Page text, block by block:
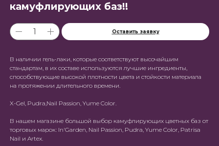
камуфлирующих баз!!
Оставить заявку
В наличии гель-лаки, которые соответствуют высочайшим
стандартам, в их составе используются лучшие ингредиенты,
способствующие высокой плотности цвета и стойкости материала
на протяжении длительного времени.
X-Gel, Pudra,Nail Passion, Yume Color.
В нашем магазине большой выбор камуфлирующих цветных баз от
торговых марок: In'Garden, Nail Passion, Pudra, Yume Color, Patrisa
Nail и Artex.